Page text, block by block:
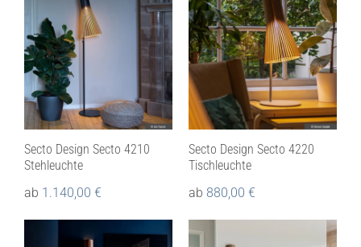
Secto Design Secto 4210
Stehleuchte
ab 1.140,00 €
Secto Design Secto 4220
Tischleuchte
ab 880,00 €